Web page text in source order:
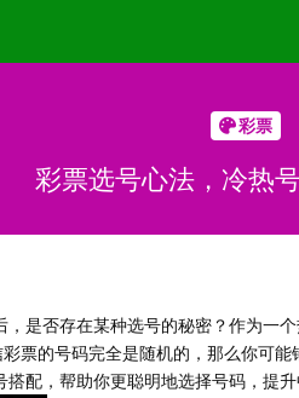
彩票
彩票选号心法，冷热
是否存在某种选号的秘密？作为一
票的号码完全是随机的，那么你可
配，帮助你更聪明地选择号码，提升